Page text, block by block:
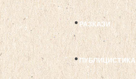
РАЗКАЗИ
ПУБЛИЦИСТИКА